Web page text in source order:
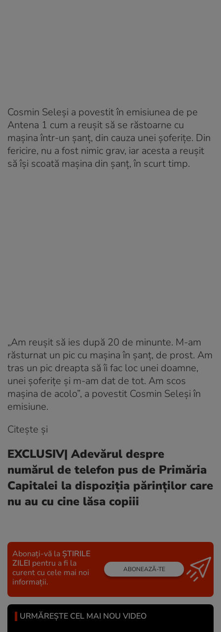
Cosmin Seleşi a povestit în emisiunea de pe
Antena 1 cum a reuşit să se răstoarne cu
maşina într-un şanţ, din cauza unei şoferiţe. Din
fericire, nu a fost nimic grav, iar acesta a reușit
să își scoată mașina din șanț, în scurt timp.
„Am reuşit să ies după 20 de minunte. M-am
răsturnat un pic cu maşina în şanţ, de prost. Am
tras un pic dreapta să îi fac loc unei doamne,
unei şoferiţe şi m-am dat de tot. Am scos
maşina de acolo”, a povestit Cosmin Seleşi în
emisiune.
Citește și
EXCLUSIV| Adevărul despre
numărul de telefon pus de Primăria
Capitalei la dispoziția părinților care
nu au cu cine lăsa copiii
Abonați-vă la ȘTIRILE
ZILEI pentru a fi la
curent cu cele mai noi
informații.
ABONEAZĂ-TE
URMĂREȘTE CEL MAI NOU VIDEO